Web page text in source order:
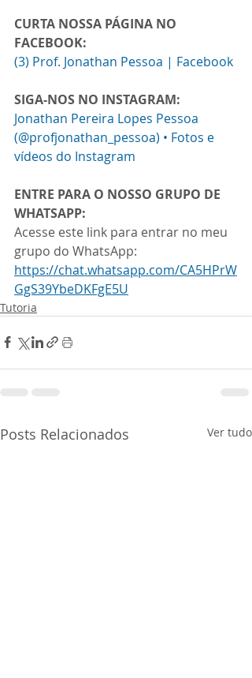
CURTA NOSSA PÁGINA NO
FACEBOOK:
(3) Prof. Jonathan Pessoa | Facebook
SIGA-NOS NO INSTAGRAM:
Jonathan Pereira Lopes Pessoa
(@profjonathan_pessoa) • Fotos e
vídeos do Instagram
ENTRE PARA O NOSSO GRUPO DE
WHATSAPP:
Acesse este link para entrar no meu
grupo do WhatsApp:
https://chat.whatsapp.com/CA5HPrW
GgS39YbeDKFgE5U
Tutoria
Posts Relacionados Ver tudo